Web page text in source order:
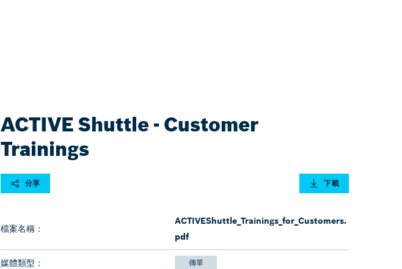
ACTIVE Shuttle - Customer
Trainings
分享 下載
檔案名稱：
ACTIVEShuttle_Trainings_for_Customers.
pdf
媒體類型： 傳單